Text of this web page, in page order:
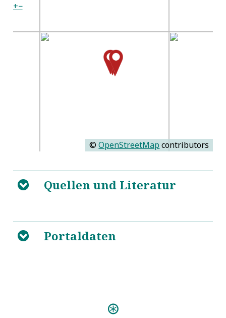
+−
©OpenStreetMap contributors
B Quellen und Literatur
https://pfarrerbuch.de/sachsen/person/1934686726
B Portaldaten
Predigt bey Einweyhung